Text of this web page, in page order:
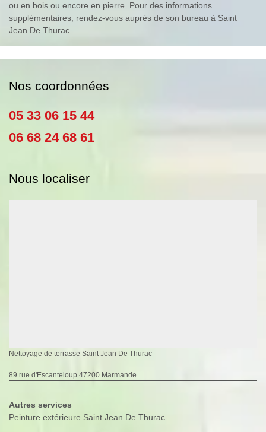
ou en bois ou encore en pierre. Pour des informations
supplémentaires, rendez-vous auprès de son bureau à Saint
Jean De Thurac.
Nos coordonnées
05 33 06 15 44
06 68 24 68 61
Nous localiser
Nettoyage de terrasse Saint Jean De Thurac
89 rue d'Escanteloup 47200 Marmande
Autres services
Peinture extérieure Saint Jean De Thurac